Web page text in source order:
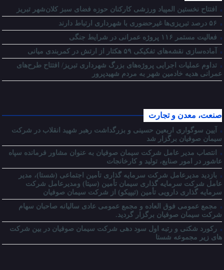
افتتاح نخستین المپیاد ورزشی کارکنان حوزه فضای سبز کلان‌شهر تبریز
فعالیت مستمر ۱۱۶ پروژه عمرانی در شرایط جنگی
آماده‌سازی نقشه‌های تفکیکی ۵۹ هکتار از ارتش در کمربندی میانی
تداوم عملیات اجرایی پروژه‌های بزرگ شهرداری تبریز/ افتتاح طرح‌های
عمرانی هدیه خادمین شهر به مردم شهیدپرور
صنعت، معدن و تجارت
آیین سوگواری اربعین حسینی و بزرگداشت رهبر شهید انقلاب در شرکت
سیمان صوفیان برگزار شد
انتصاب مدیر عامل شرکت سیمان صوفیان به عنوان مشاور فرمانده سپاه
عاشور در امور صنایع، تولید و کارخانجات
بازدید مدیرعامل شرکت سرمایه گذاری تأمین اجتماعی (شستا)، مدیر
عامل شرکت سرمایه گذاری سیمان تأمین (سیتا) ومدیرعامل شرکت
سرمایه گذاری دارویی تأمین (تیپیکو) از شرکت سیمان صوفیان
مجمع عمومی فوق العاده و مجمع عمومی عادی سالیانه صاحبان سهام
شرکت سیمان صوفیان برگزار گردید.
رکورد شکنی و رتبه اول سود دهی شرکت سیمان صوفیان در بین شرکت
های زیر مجموعه شستا